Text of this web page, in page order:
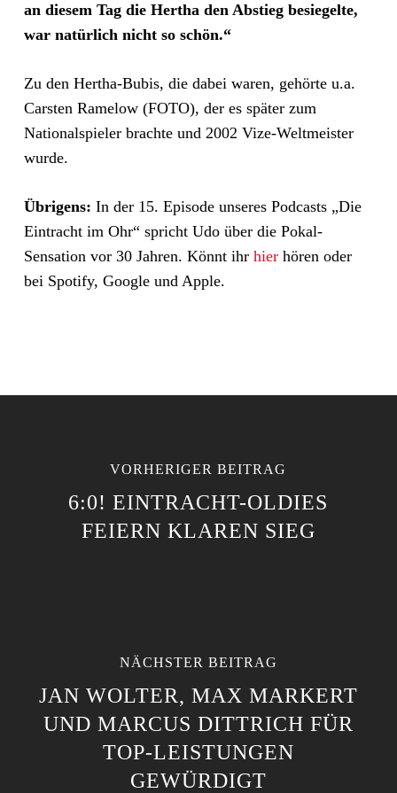
an diesem Tag die Hertha den Abstieg besiegelte,
war natürlich nicht so schön.“
Zu den Hertha-Bubis, die dabei waren, gehörte u.a.
Carsten Ramelow (FOTO), der es später zum
Nationalspieler brachte und 2002 Vize-Weltmeister
wurde.
Übrigens: In der 15. Episode unseres Podcasts „Die
Eintracht im Ohr“ spricht Udo über die Pokal-
Sensation vor 30 Jahren. Könnt ihr hierhören oder
bei Spotify, Google und Apple.
VORHERIGER BEITRAG
6:0! EINTRACHT-OLDIES
FEIERN KLAREN SIEG
NÄCHSTER BEITRAG
JAN WOLTER, MAX MARKERT
UND MARCUS DITTRICH FÜR
TOP-LEISTUNGEN
GEWÜRDIGT